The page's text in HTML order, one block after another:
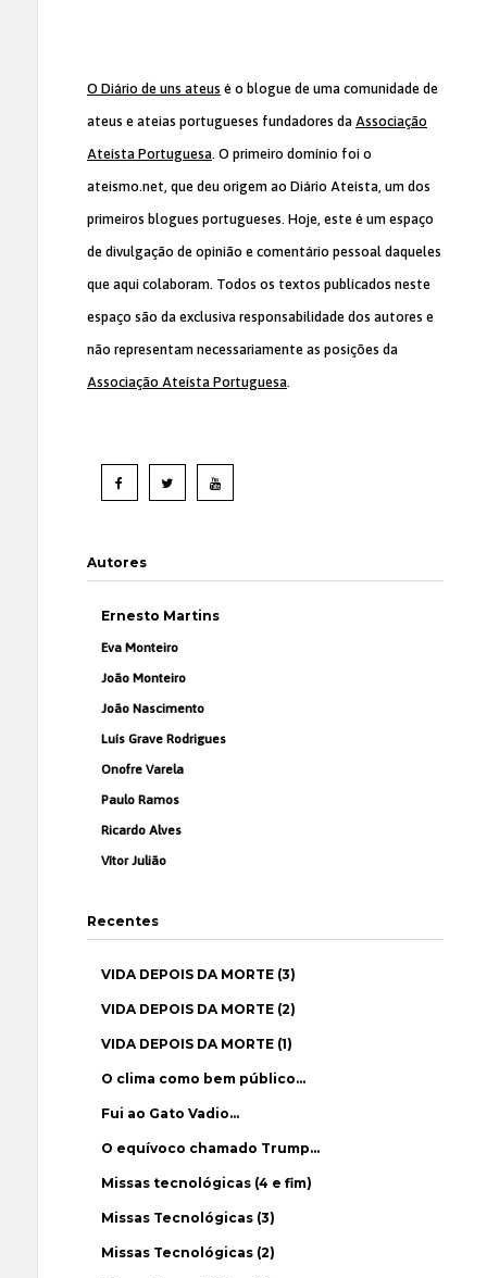
O Diário de uns ateus é o blogue de uma comunidade de
ateus e ateias portugueses fundadores da Associação
Ateísta Portuguesa. O primeiro domínio foi o
ateismo.net, que deu origem ao Diário Ateísta, um dos
primeiros blogues portugueses. Hoje, este é um espaço
de divulgação de opinião e comentário pessoal daqueles
que aqui colaboram. Todos os textos publicados neste
espaço são da exclusiva responsabilidade dos autores e
não representam necessariamente as posições da
Associação Ateísta Portuguesa.
Autores
Ernesto Martins
Eva Monteiro
João Monteiro
João Nascimento
Luís Grave Rodrigues
Onofre Varela
Paulo Ramos
Ricardo Alves
Vítor Julião
Recentes
VIDA DEPOIS DA MORTE (3)
VIDA DEPOIS DA MORTE (2)
VIDA DEPOIS DA MORTE (1)
O clima como bem público…
Fui ao Gato Vadio…
O equívoco chamado Trump…
Missas tecnológicas (4 e fim)
Missas Tecnológicas (3)
Missas Tecnológicas (2)